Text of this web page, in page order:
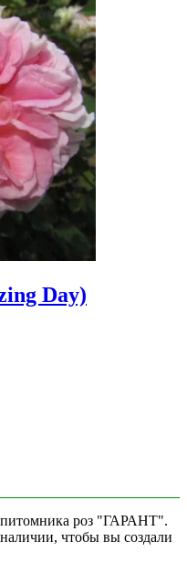
Day)
питомника роз "ГАРАНТ".
чтобы вы создали